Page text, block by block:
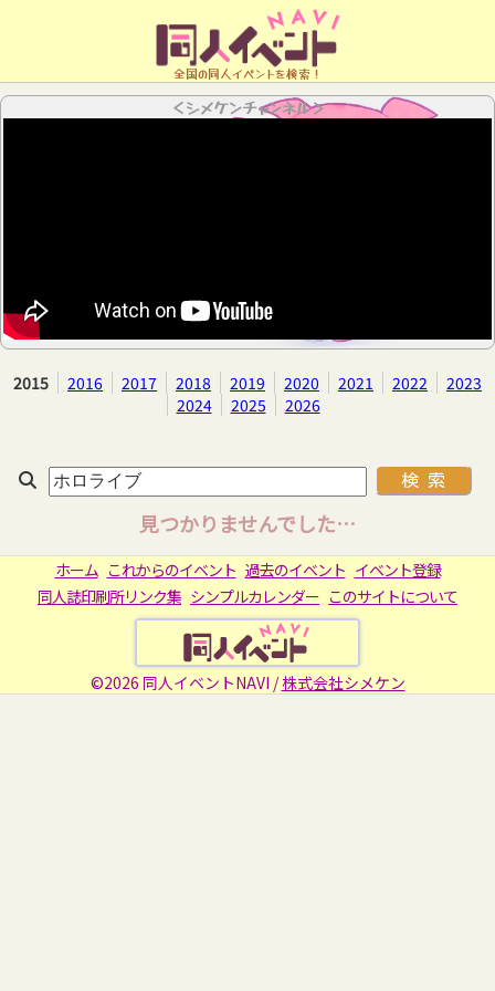
全国の同人イベントを検索！
＜シメケンチャンネル＞
2015 2016 2017 2018 2019 2020 2021 2022
2023
2024
2025 2026
見つかりませんでした…
ホーム これからのイベント 過去のイベント イベント登録
同人誌印刷所リンク集 シンプルカレンダー このサイトについて
©2026 同人イベントNAVI /株式会社シメケン